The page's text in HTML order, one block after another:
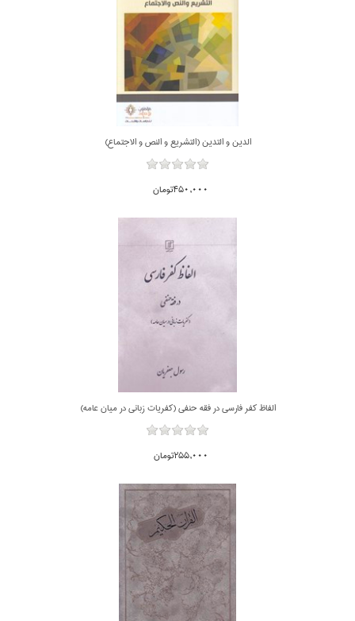
الدين و التدين (التشريع و النص و الاجتماع)
450,000تومان
الفاظ كفر فارسي در فقه حنفي (كفريات زباني در ميان عامه)
255,000تومان